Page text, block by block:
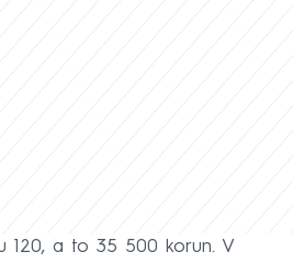
120, a to 35 500 korun. V